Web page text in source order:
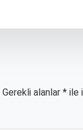
Gerekli alanlar * ile